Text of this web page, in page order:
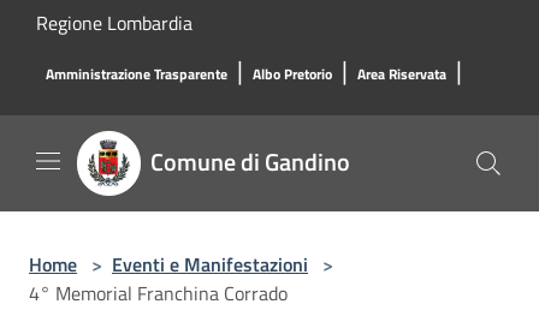
Salta al contenuto principale
Regione Lombardia
Amministrazione Trasparente | Albo Pretorio | Area Riservata |
Comune di Gandino
Home > Eventi e Manifestazioni >
4° Memorial Franchina Corrado